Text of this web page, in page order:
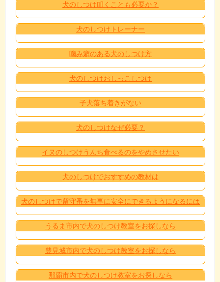
犬のしつけ叩くことも必要か？
犬のしつけトレーナー
噛み癖のある犬のしつけ方
犬のしつけおしっこしつけ
子犬落ち着きがない
犬のしつけなぜ必要？
イヌのしつけうんち食べるのをやめさせたい
犬のしつけでおすすめの教材は
犬のしつけで留守番を無事に安全にできるようになるには
うるま市内で犬のしつけ教室をお探しなら
豊見城市内で犬のしつけ教室をお探しなら
那覇市内で犬のしつけ教室をお探しなら